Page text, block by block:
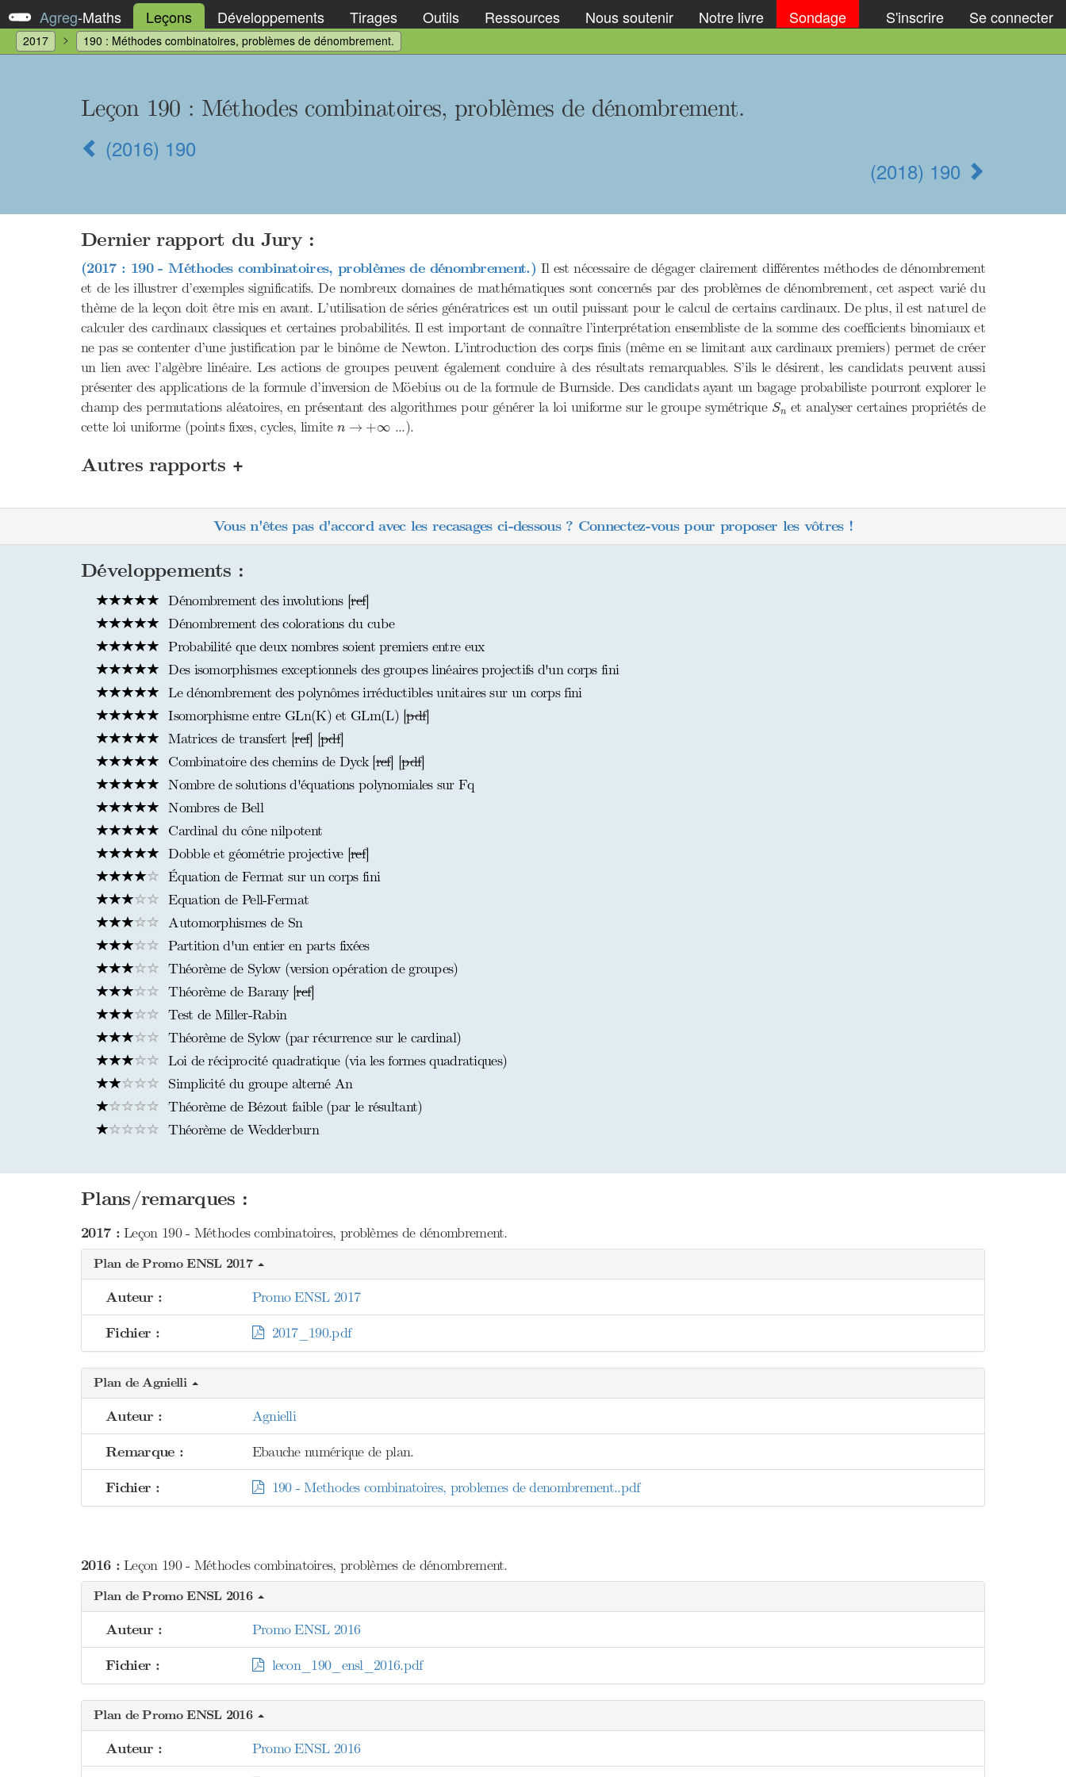
Agreg-Maths Leçons Développements Tirages Outils Ressources Nous soutenir Notre livre Sondage S'inscrire Se connecter
2017 190 : Méthodes combinatoires, problèmes de dénombrement.
Leçon 190 : Méthodes combinatoires, problèmes de dénombrement.
(2016) 190
(2018) 190
Dernier rapport du Jury :
(2017 : 190 - Méthodes combinatoires, problèmes de dénombrement.) Il est nécessaire de dégager clairement différentes méthodes de dénombrement
et de les illustrer d’exemples significatifs. De nombreux domaines de mathématiques sont concernés par des problèmes de dénombrement, cet aspect varié du
thème de la leçon doit être mis en avant. L’utilisation de séries génératrices est un outil puissant pour le calcul de certains cardinaux. De plus, il est naturel de
calculer des cardinaux classiques et certaines probabilités. Il est important de connaître l’interprétation ensembliste de la somme des coefficients binomiaux et
ne pas se contenter d’une justification par le binôme de Newton. L’introduction des corps finis (même en se limitant aux cardinaux premiers) permet de créer
un lien avec l’algèbre linéaire. Les actions de groupes peuvent également conduire à des résultats remarquables. S’ils le désirent, les candidats peuvent aussi
présenter des applications de la formule d’inversion de Möebius ou de la formule de Burnside. Des candidats ayant un bagage probabiliste pourront explorer le
champ des permutations aléatoires, en présentant des algorithmes pour générer la loi uniforme sur le groupe symétrique Sn
Sn et analyser certaines propriétés de
cette loi uniforme (points fixes, cycles, limite n → +∞
n + ∞ ...).
Autres rapports +
Vous n'êtes pas d'accord avec les recasages ci-dessous ? Connectez-vous pour proposer les vôtres !
Développements :
Dénombrement des involutions [ref]
Dénombrement des colorations du cube
Probabilité que deux nombres soient premiers entre eux
Des isomorphismes exceptionnels des groupes linéaires projectifs d'un corps fini
Le dénombrement des polynômes irréductibles unitaires sur un corps fini
Isomorphisme entre GLn(K) et GLm(L) [pdf]
Matrices de transfert [ref] [pdf]
Combinatoire des chemins de Dyck [ref] [pdf]
Nombre de solutions d'équations polynomiales sur Fq
Nombres de Bell
Cardinal du cône nilpotent
Dobble et géométrie projective [ref]
Équation de Fermat sur un corps fini
Equation de Pell-Fermat
Automorphismes de Sn
Partition d'un entier en parts fixées
Théorème de Sylow (version opération de groupes)
Théorème de Barany [ref]
Test de Miller-Rabin
Théorème de Sylow (par récurrence sur le cardinal)
Loi de réciprocité quadratique (via les formes quadratiques)
Simplicité du groupe alterné An
Théorème de Bézout faible (par le résultant)
Théorème de Wedderburn
Plans/remarques :
2017 :Leçon 190 - Méthodes combinatoires, problèmes de dénombrement.
Plan de Promo ENSL 2017
Auteur : Promo ENSL 2017
Fichier : 2017_190.pdf
Plan de Agnielli
Auteur : Agnielli
Remarque : Ebauche numérique de plan.
Fichier : 190 - Methodes combinatoires, problemes de denombrement..pdf
2016 :Leçon 190 - Méthodes combinatoires, problèmes de dénombrement.
Plan de Promo ENSL 2016
Auteur : Promo ENSL 2016
Fichier : lecon_190_ensl_2016.pdf
Plan de Promo ENSL 2016
Auteur : Promo ENSL 2016